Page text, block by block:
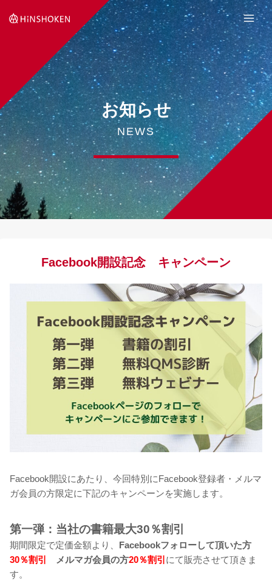
お知らせ
NEWS
Facebook開設記念 キャンペーン
Facebook開設にあたり、今回特別にFacebook登録者・メルマ
ガ会員の方限定に下記のキャンペーンを実施します。
第一弾：当社の書籍最大30％割引
期間限定で定価金額より、 Facebookフォローして頂いた方
30％割引
メルマガ会員の方20％割引 にて販売させて頂きま
す。